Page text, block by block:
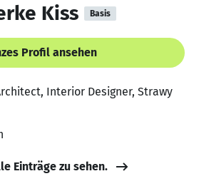
Kiss Basis
Profil ansehen
Interior Designer, Strawy
Einträge zu sehen.